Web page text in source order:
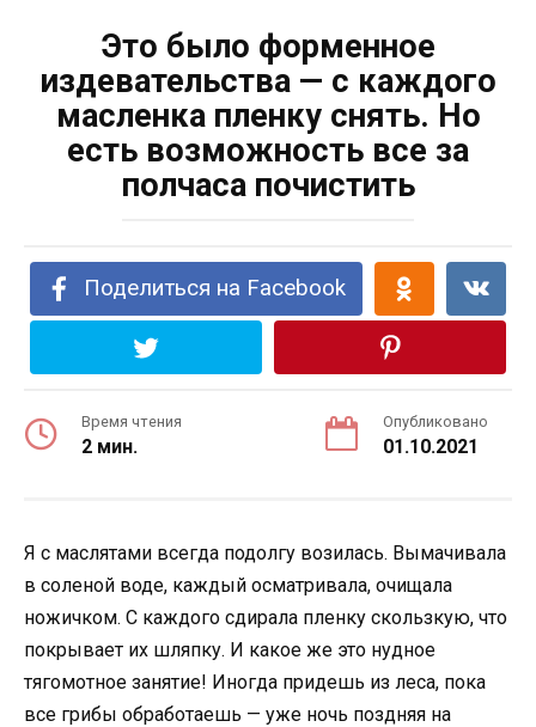
Это было форменное
издевательства — с каждого
масленка пленку снять. Но
есть возможность все за
полчаса почистить
Поделиться на Facebook
Время чтения
2 мин.
Опубликовано
01.10.2021
Я с маслятами всегда подолгу возилась. Вымачивала
в соленой воде, каждый осматривала, очищала
ножичком. С каждого сдирала пленку скользкую, что
покрывает их шляпку. И какое же это нудное
тягомотное занятие! Иногда придешь из леса, пока
все грибы обработаешь — уже ночь поздняя на